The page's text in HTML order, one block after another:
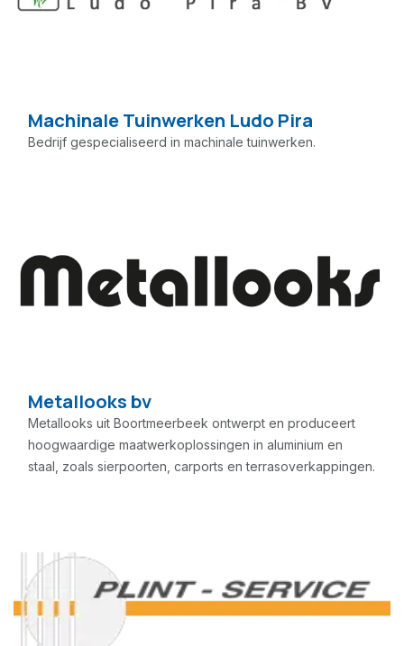
Machinale Tuinwerken Ludo Pira
Bedrijf gespecialiseerd in machinale tuinwerken.
Metallooks bv
Metallooks uit Boortmeerbeek ontwerpt en produceert
hoogwaardige maatwerkoplossingen in aluminium en
staal, zoals sierpoorten, carports en terrasoverkappingen.